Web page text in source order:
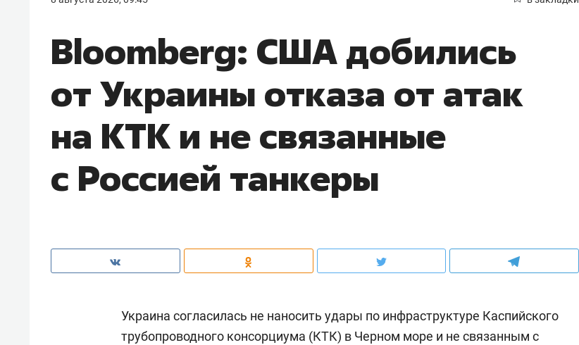
Bloomberg: США добились
от Украины отказа от атак
на КТК и не связанные
с Россией танкеры
Украина согласилась не наносить удары по инфраструктуре Каспийского
трубопроводного консорциума (КТК) в Черном море и не связанным с